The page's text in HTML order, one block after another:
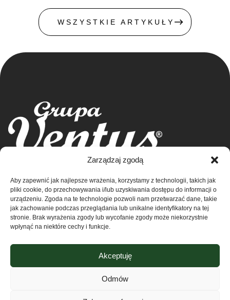
Zarządzaj zgodą
Aby zapewnić jak najlepsze wrażenia, korzystamy z technologii, takich jak
pliki cookie, do przechowywania i/lub uzyskiwania dostępu do informacji o
urządzeniu. Zgoda na te technologie pozwoli nam przetwarzać dane, takie
jak zachowanie podczas przeglądania lub unikalne identyfikatory na tej
stronie. Brak wyrażenia zgody lub wycofanie zgody może niekorzystnie
wpłynąć na niektóre cechy i funkcje.
Akceptuję
Odmów
WSZYSTKIE ARTYKUŁY
Grupa Ventus Sp. z o.o.
ul. Chmieleniec 2A/LU2 30-348 Kraków
NIP: 676-245-66-87 KRS 0000424254
Sąd rejonowy dla Krakowa – Śródmieście w
Krakowie
XI Wydział Krajowego Rejestru Sądowego
Sklep
Kontakt
Regulamin